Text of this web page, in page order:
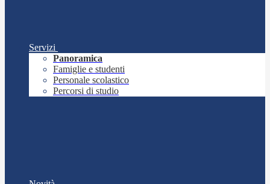
Servizi
Panoramica
Famiglie e studenti
Personale scolastico
Percorsi di studio